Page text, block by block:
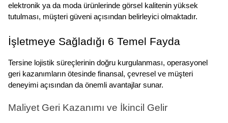
elektronik ya da moda ürünlerinde görsel kalitenin yüksek
tutulması, müşteri güveni açısından belirleyici olmaktadır.
İşletmeye Sağladığı 6 Temel Fayda
Tersine lojistik süreçlerinin doğru kurgulanması, operasyonel
geri kazanımların ötesinde finansal, çevresel ve müşteri
deneyimi açısından da önemli avantajlar sunar.
Maliyet Geri Kazanımı ve İkincil Gelir